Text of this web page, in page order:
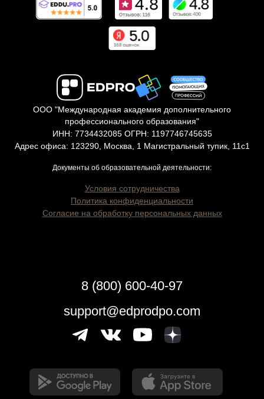
ООО "Международная академия дополнительного
профессионального образования"
ИНН: 7734432085 ОГРН: 1197746745635
Адрес офиса: 123290, Москва, 1 Магистральный тупик, 11с1
Документы об образовательной деятельности:
Условия сотрудничества
Политика конфиденциальности
Согласие на обработку персональных данных
8 (800) 600-40-97
support@edprodpo.com